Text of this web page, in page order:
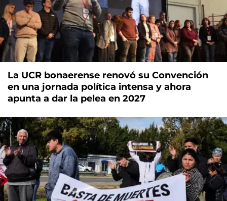
La UCR bonaerense renovó su Convención
en una jornada política intensa y ahora
apunta a dar la pelea en 2027